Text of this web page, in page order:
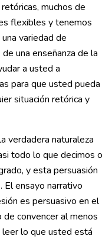
muchos de
flexibles y tenemos
variedad de
una enseñanza de la
a usted a
para que usted pueda
situación retórica y
verdadera naturaleza
todo lo que decimos o
y esta persuasión
El ensayo narrativo
es persuasivo en el
convencer al menos
leer lo que usted está